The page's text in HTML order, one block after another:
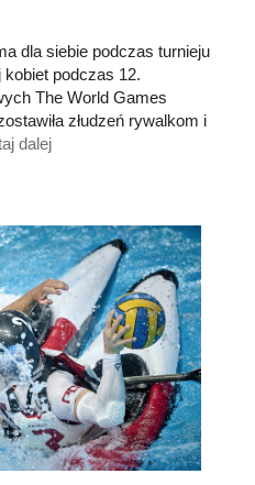
dla siebie podczas turnieju
kobiet podczas 12.
The World Games
złudzeń rywalkom i
dalej